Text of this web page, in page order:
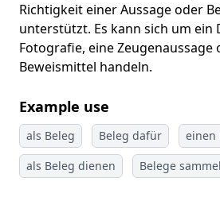
Richtigkeit einer Aussage oder
unterstützt. Es kann sich um ein
Fotografie, eine Zeugenaussage
Beweismittel handeln.
Example use
als Beleg Beleg dafür
einen
als Beleg dienen
Belege